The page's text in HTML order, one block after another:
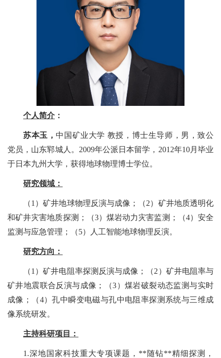
个人简介 ：
苏本玉， 中国矿业大学 教授，博士生导师，男，致公
党员，山东郓城人。 2009年公派日本留学， 2012年10月毕业
于日本九州大学，获得地球物理博士学位。
研究领域：
（1 ）矿井地球物理反演与成像；（2）矿井地质透明化
和矿井灾害地质探测；（3）煤岩动力灾害监测；（4）安全
监测与应急管理；（5）人工智能地球物理反演。
研究方向：
（1 ）矿井电阻率探测反演与成像；（2 ）矿井电阻率与
矿井地震联合反演与成像；（3）煤岩破裂动态监测与实时
成像；（4）孔中瞬变电磁与孔中电阻率探测系统与三维成
像系统研发。
主持科研项目：
1.深地国家科技重大专项课题， ** 随钻**精细探测，